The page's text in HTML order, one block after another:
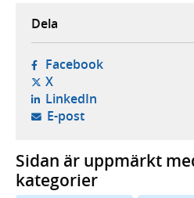
Dela
Facebook- öppnas i ny
X- öppnas i ny flik,
LinkedIn- öppnas i ny
E-post- öppnar din e-
Sidan är uppmärkt
kategorier